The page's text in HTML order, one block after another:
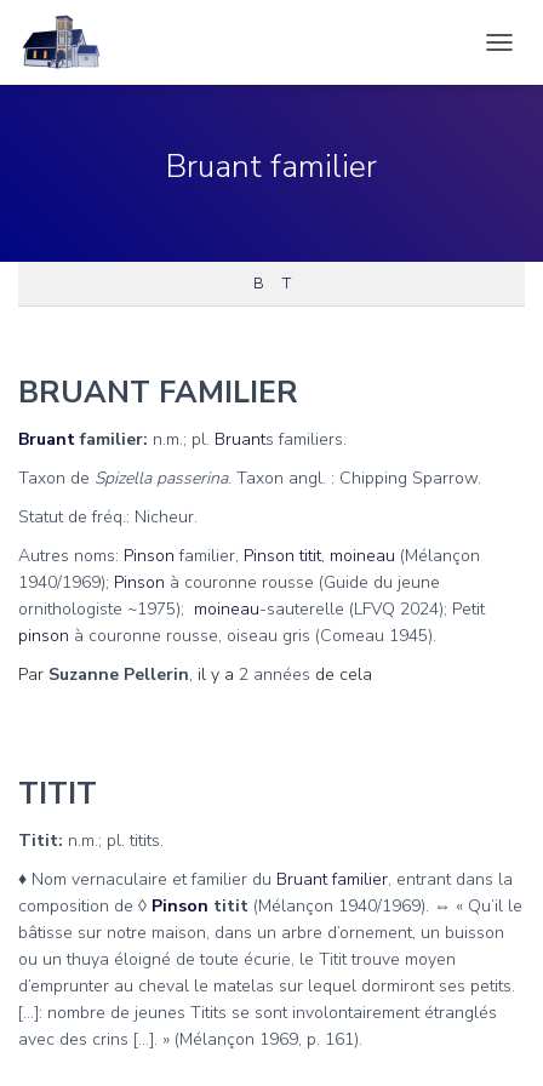
LA
Bruant familier
B T
BRUANT FAMILIER
Bruantfamilier: n.m.; pl. Bruants familiers.
Taxon de Spizella passerina. Taxon angl. : Chipping Sparrow.
Statut de fréq.: Nicheur.
Autres noms: Pinson familier, Pinson titit, moineau (Mélançon
1940/1969); Pinson à couronne rousse (Guide du jeune
ornithologiste ~1975); moineau-sauterelle (LFVQ 2024); Petit
pinson à couronne rousse, oiseau gris (Comeau 1945).
Par Suzanne Pellerin, il y a 2 années de cela
TITIT
Titit: n.m.; pl. titits.
♦ Nom vernaculaire et familier du Bruant familier, entrant dans la
composition de ◊ Pinson titit (Mélançon 1940/1969). ⇔ « Qu’il le
bâtisse sur notre maison, dans un arbre d’ornement, un buisson
ou un thuya éloigné de toute écurie, le Titit trouve moyen
d’emprunter au cheval le matelas sur lequel dormiront ses petits.
[…]: nombre de jeunes Titits se sont involontairement étranglés
avec des crins […]. » (Mélançon 1969, p. 161).